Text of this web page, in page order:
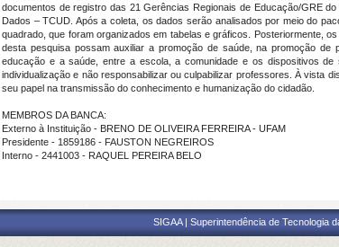
documentos de registro das 21 Gerências Regionais de Educação/GRE
Dados – TCUD. Após a coleta, os dados serão analisados por meio do
quadrado, que foram organizados em tabelas e gráficos. Posteriormente,
desta pesquisa possam auxiliar a promoção de saúde, na promoção
educação e a saúde, entre a escola, a comunidade e os dispositivos
individualização e não responsabilizar ou culpabilizar professores. À vista
seu papel na transmissão do conhecimento e humanização do cidadão.
MEMBROS DA BANCA:
Externo à Instituição - BRENO DE OLIVEIRA FERREIRA - UFAM
Presidente - 1859186 - FAUSTON NEGREIROS
Interno - 2441003 - RAQUEL PEREIRA BELO
SIGAA | Superintendência de Tecnologia